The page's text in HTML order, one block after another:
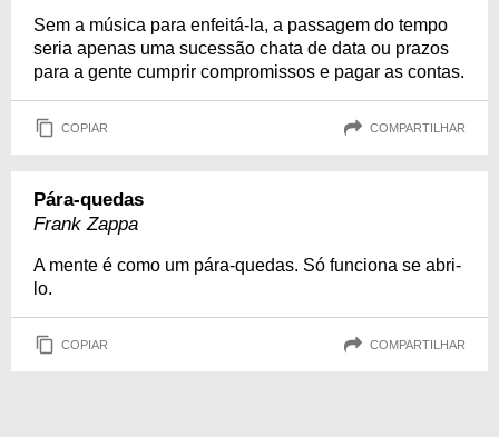
Sem a música para enfeitá-la, a passagem do tempo
seria apenas uma sucessão chata de data ou prazos
para a gente cumprir compromissos e pagar as contas.
COPIAR COMPARTILHAR
Pára-quedas
Frank Zappa
A mente é como um pára-quedas. Só funciona se abri-
lo.
COPIAR COMPARTILHAR